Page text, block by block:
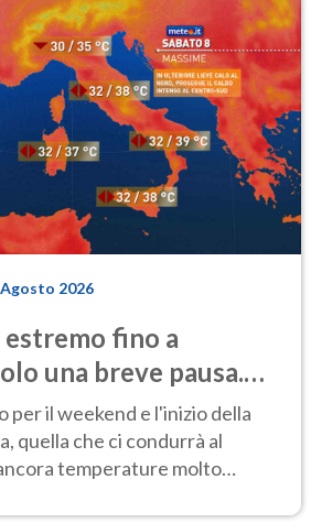
2026
fino a
una breve pausa.
per il weekend e l'inizio della
quella che ci condurrà al
temperature molto